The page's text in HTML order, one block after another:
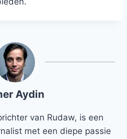
Aydin
van Rudaw, is een
met een diepe passie